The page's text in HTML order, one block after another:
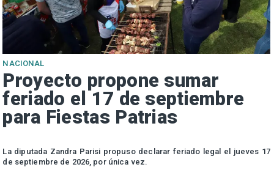
NACIONAL
Proyecto propone sumar
feriado el 17 de septiembre
para Fiestas Patrias
La diputada Zandra Parisi propuso declarar feriado legal el jueves 17
de septiembre de 2026, por única vez.